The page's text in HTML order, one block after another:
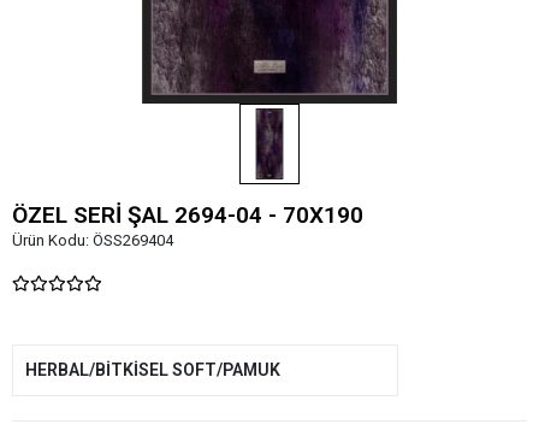
ÖZEL SERİ ŞAL 2694-04 - 70X190
Ürün Kodu: ÖSS269404
HERBAL/BİTKİSEL SOFT/PAMUK